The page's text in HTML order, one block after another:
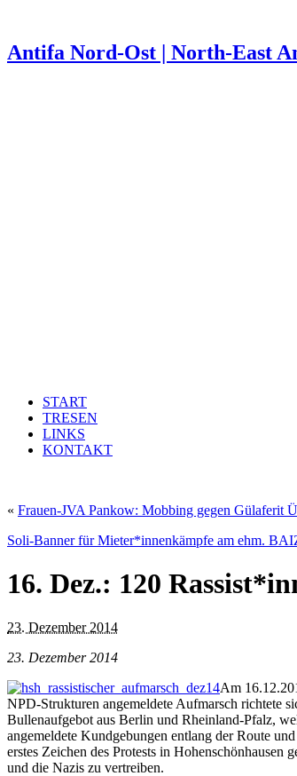
Antifa Nord-Ost | North-East
START
TRESEN
LINKS
KONTAKT
« Frauen-JVA Pankow: Mobbing gegen Gülaferit
Soli-Banner für Mieter*innenkämpfe am ehm.
16. Dez.: 120
23. Dezember 2014
23. Dezember 2014
Am
NPD-Strukturen angemeldete Aufmarsch richtete
Bullenaufgebot aus Berlin und Rheinland-Pfalz,
angemeldete Kundgebungen entlang der Route
erstes Zeichen des Protests in
und die Nazis zu vertreiben.